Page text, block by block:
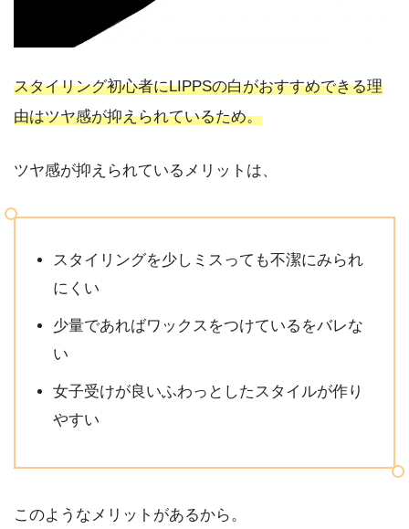
スタイリング初心者にLIPPSの白がおすすめできる理
由はツヤ感が抑えられているため。
ツヤ感が抑えられているメリットは、
スタイリングを少しミスっても不潔にみられ
にくい
少量であればワックスをつけているをバレな
い
女子受けが良いふわっとしたスタイルが作り
やすい
このようなメリットがあるから。